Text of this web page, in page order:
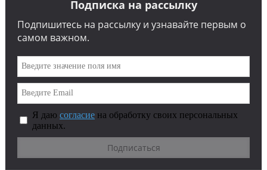
Подписка на рассылку
Подпишитесь на рассылку и узнавайте первым о
самом важном.
Я даю согласие на обработку своих персональных
данных.